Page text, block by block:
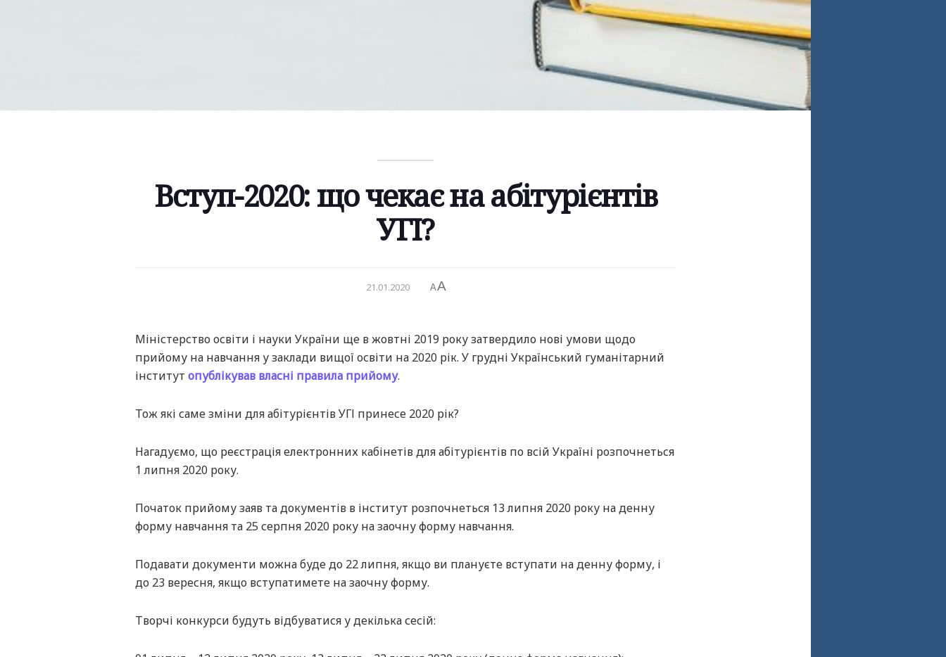
Вступ-2020: що чекає на абітурієнтів
УГІ?
21.01.2020 AA
Міністерство освіти і науки України ще в жовтні 2019 року затвердило нові умови щодо
прийому на навчання у заклади вищої освіти на 2020 рік. У грудні Український гуманітарний
інститут опублікував власні правила прийому.
Тож які саме зміни для абітурієнтів УГІ принесе 2020 рік?
Нагадуємо, що реєстрація електронних кабінетів для абітурієнтів по всій Україні розпочнеться
1 липня 2020 року.
Початок прийому заяв та документів в інститут розпочнеться 13 липня 2020 року на денну
форму навчання та 25 серпня 2020 року на заочну форму навчання.
Подавати документи можна буде до 22 липня, якщо ви плануєте вступати на денну форму, і
до 23 вересня, якщо вступатимете на заочну форму.
Творчі конкурси будуть відбуватися у декілька сесій: